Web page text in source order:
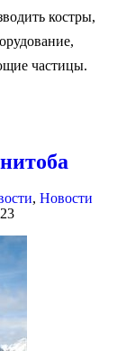
костры,
частицы.
, Новости